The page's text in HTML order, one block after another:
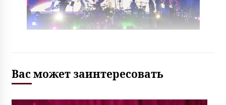
Вас может заинтересовать